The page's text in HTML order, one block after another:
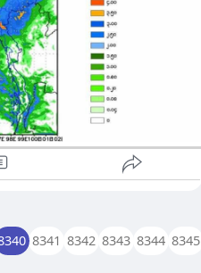
မန္တလေးတိုင်းနှင့်
ကျဲနှင့် အချို့ဒေသများတွင်
မိုးကြီးခြင်းများနှင့်အတူ
ဖြစ်ပေါ်နိုင်သည်ဟု မိုးဇလက
းနှင့်အတူ လေပြင်းတိုက်ခတ်
ခြင်း၊ လျှပ်စီးလက်ခြင်း၊ မိုးသီး
တိပြုနေထိုင်ကြရန် မိုးဇလက
8341 8342 8343 8344 8345